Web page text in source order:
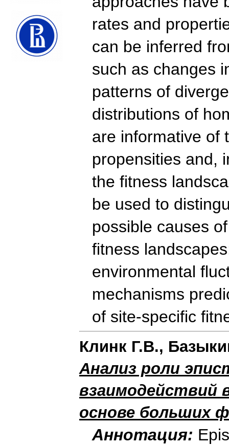
rates and
can be inferred
such as changes
patterns of
distributions of
are informative of
propensities and,
the fitness
be used to
possible causes
fitness
environmental
mechanisms
of site-specific
Клинк Г.В.,
Анализ роли
взаимодействий
основе больших
Аннотация: